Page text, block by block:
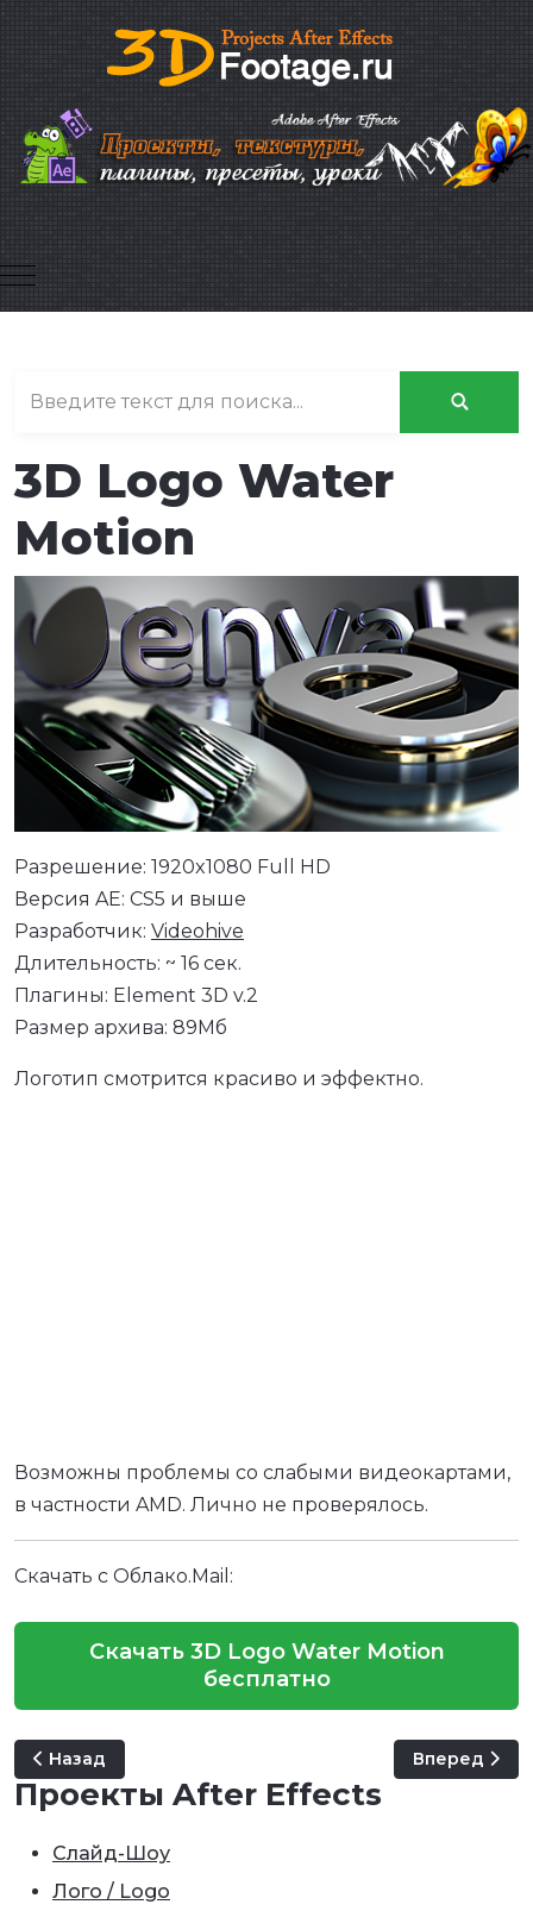
Mobile Menu Toggle
3D Logo Water
Motion
Разрешение: 1920x1080 Full HD
Версия AE: CS5 и выше
Разработчик: Videohive
Длительность: ~ 16 сек.
Плагины: Element 3D v.2
Размер архива: 89Мб
Логотип смотрится красиво и эффектно.
Возможны проблемы со слабыми видеокартами,
в частности AMD. Лично не проверялось.
Скачать с Облако.Mail:
Скачать 3D Logo Water Motion
бесплатно
Предыдущий: Robotic Hands
Назад Следующий:
Вперед
Проекты After Effects
Слайд-Шоу
Лого / Logo